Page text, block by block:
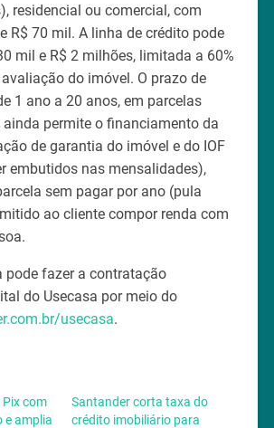
residencial ou comercial, com
R$ 70 mil. A linha de crédito pode
mil e R$ 2 milhões, limitada a 60%
do imóvel. O prazo de
1 ano a 20 anos, em parcelas
ainda permite o financiamento da
de garantia do imóvel e do IOF
embutidos nas mensalidades),
sem pagar por ano (pula
ao cliente compor renda com
pode fazer a contratação
do Usecasa por meio do
usecasa.
com
e amplia
Santander corta taxa do
crédito imobiliário para